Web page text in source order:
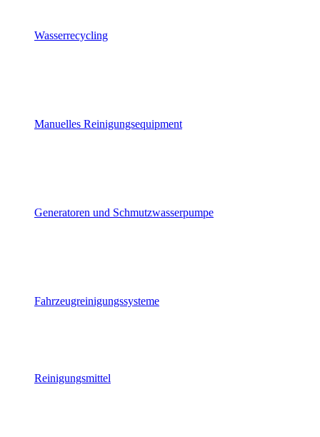
Wasserrecycling
Manuelles Reinigungsequipment
Generatoren und Schmutzwasserpumpe
Fahrzeugreinigungssysteme
Reinigungsmittel